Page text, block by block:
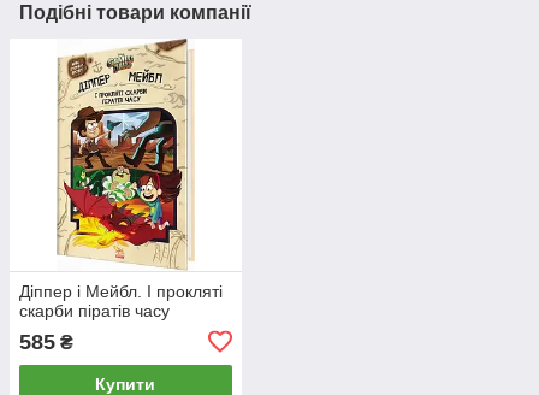
Подібні товари компанії
Діппер і Мейбл. І прокляті
скарби піратів часу
585 ₴
Купити